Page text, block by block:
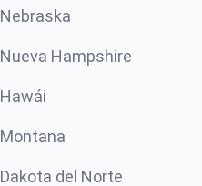
Nebraska
Nueva Hampshire
Hawái
Montana
Dakota del Norte